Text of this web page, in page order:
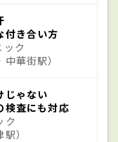
。閉経後に
いことから
ている。ま
期障害の治
受けている
付き合い方
ク
華街駅）
じゃない
検査にも対応
ク
）